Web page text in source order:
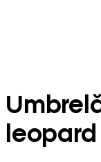
leopard